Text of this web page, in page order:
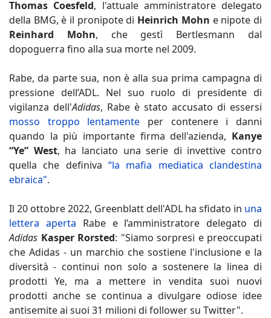
Thomas Coesfeld, l'attuale amministratore delegato
della BMG, è il pronipote di Heinrich Mohn e nipote di
Reinhard Mohn, che gestì Bertlesmann dal
dopoguerra fino alla sua morte nel 2009.
Rabe, da parte sua, non è alla sua prima campagna di
pressione dell’ADL. Nel suo ruolo di presidente di
vigilanza dell'Adidas, Rabe è stato accusato di essersi
mosso troppo lentamente per contenere i danni
quando la più importante firma dell'azienda, Kanye
“Ye” West, ha lanciato una serie di invettive contro
quella che definiva “la mafia mediatica clandestina
ebraica".
Il 20 ottobre 2022, Greenblatt dell'ADL ha sfidato in una
lettera aperta Rabe e l’amministratore delegato di
Adidas Kasper Rorsted: "Siamo sorpresi e preoccupati
che Adidas - un marchio che sostiene l'inclusione e la
diversità - continui non solo a sostenere la linea di
prodotti Ye, ma a mettere in vendita suoi nuovi
prodotti anche se continua a divulgare odiose idee
antisemite ai suoi 31 milioni di follower su Twitter".